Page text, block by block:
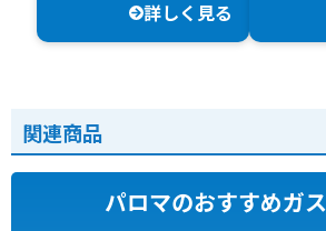
詳しく見る
関連商品
パロマのおすすめガ